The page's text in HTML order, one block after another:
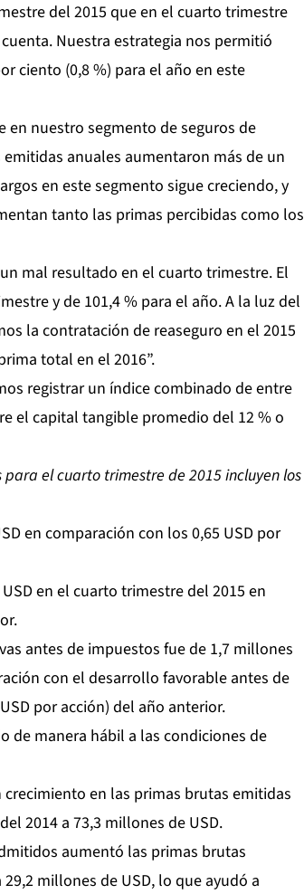
del 2015 que en el cuarto trimestre
Nuestra estrategia nos permitió
ciento (0,8 %) para el año en este
nuestro segmento de seguros de
anuales aumentaron más de un
en este segmento sigue creciendo, y
tanto las primas percibidas como los
mal resultado en el cuarto trimestre. El
y de 101,4 % para el año. A la luz del
la contratación de reaseguro en el 2015
total en el 2016”.
registrar un índice combinado de entre
el capital tangible promedio del 12 % o
el cuarto trimestre de 2015 incluyen los
en comparación con los 0,65 USD por
en el cuarto trimestre del 2015 en
antes de impuestos fue de 1,7 millones
con el desarrollo favorable antes de
por acción) del año anterior.
de manera hábil a las condiciones de
en las primas brutas emitidas
2014 a 73,3 millones de USD.
aumentó las primas brutas
millones de USD, lo que ayudó a